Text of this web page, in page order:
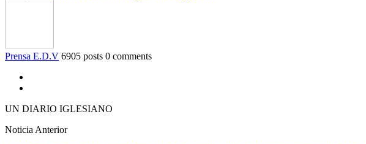
Prensa E.D.V 6905 posts 0 comments
UN DIARIO IGLESIANO
Noticia Anterior